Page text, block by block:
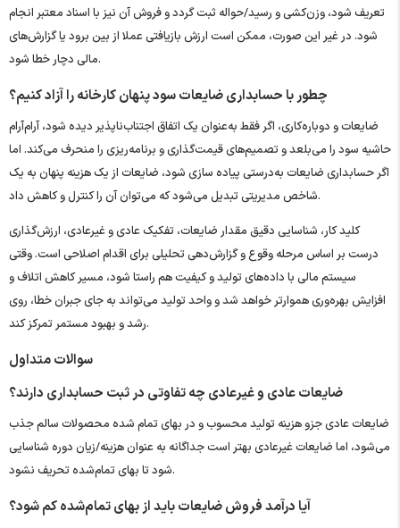
تعریف شود، وزن‌کشی و رسید/حواله ثبت گردد و فروش آن نیز با اسناد معتبر انجام
شود. در غیر این صورت، ممکن است ارزش بازیافتی عملا از بین برود یا گزارش‌های
مالی دچار خطا شود.
چطور با حسابداری ضایعات سود پنهان کارخانه را آزاد کنیم؟
ضایعات و دوباره‌کاری، اگر فقط به‌عنوان یک اتفاق اجتناب‌ناپذیر دیده شود، آرام‌آرام
حاشیه سود را می‌بلعد و تصمیم‌های قیمت‌گذاری و برنامه‌ریزی را منحرف می‌کند. اما
اگر حسابداری ضایعات به‌درستی پیاده ‌سازی شود، ضایعات از یک هزینه پنهان به یک
شاخص مدیریتی تبدیل می‌شود که می‌توان آن را کنترل و کاهش داد.
کلید کار، شناسایی دقیق مقدار ضایعات، تفکیک عادی و غیرعادی، ارزش‌گذاری
درست بر اساس مرحله وقوع و گزارش‌دهی تحلیلی برای اقدام اصلاحی است. وقتی
سیستم مالی با داده‌های تولید و کیفیت هم ‌راستا شود، مسیر کاهش اتلاف و
افزایش بهره‌وری هموارتر خواهد شد و واحد تولید می‌تواند به جای جبران خطا، روی
رشد و بهبود مستمر تمرکز کند.
سوالات متداول
ضایعات عادی و غیرعادی چه تفاوتی در ثبت حسابداری دارند؟
ضایعات عادی جزو هزینه تولید محسوب و در بهای تمام ‌شده محصولات سالم جذب
می‌شود، اما ضایعات غیرعادی بهتر است جداگانه به ‌عنوان هزینه/زیان دوره شناسایی
شود تا بهای تمام‌شده تحریف نشود.
آیا درآمد فروش ضایعات باید از بهای تمام‌شده کم شود؟